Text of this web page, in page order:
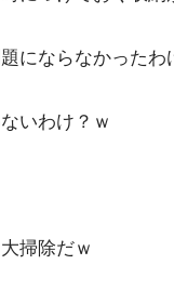
にならなかったわ
いわけ？ｗ
掃除だｗ